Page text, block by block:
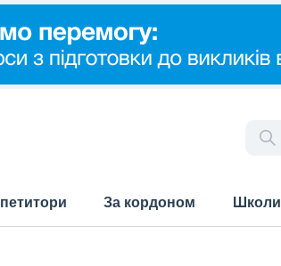
За кордоном Школи